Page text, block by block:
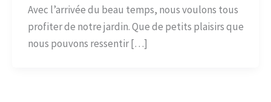
Avec l’arrivée du beau temps, nous voulons tous
profiter de notre jardin. Que de petits plaisirs que
nous pouvons ressentir […]